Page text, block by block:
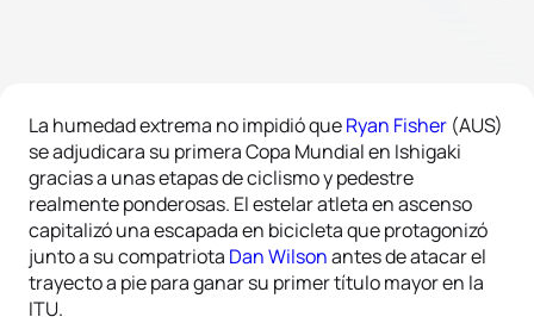
La humedad extrema no impidió queRyan Fisher (AUS)
se adjudicara su primera Copa Mundial en Ishigaki
gracias a unas etapas de ciclismo y pedestre
realmente ponderosas. El estelar atleta en ascenso
capitalizó una escapada en bicicleta que protagonizó
junto a su compatriota Dan Wilsonantes de atacar el
trayecto a pie para ganar su primer título mayor en la
ITU.